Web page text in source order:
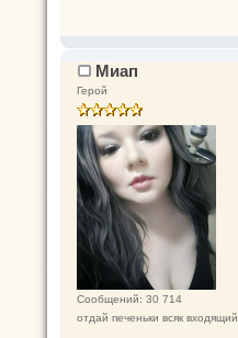
Миап
Герой
Сообщений: 30 714
отдай печеньки всяк входящий